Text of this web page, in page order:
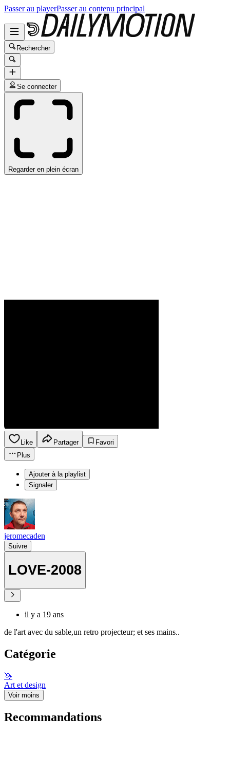
Passer au playerPasser au contenu principal
Rechercher
Se connecter
Regarder en plein écran
Like Partager
Favori
Plus
Ajouter à la playlist
Signaler
jeromecaden
Suivre
LOVE-2008
il y a 19 ans
de l'art avec du sable,un retro projecteur; et ses mains..
Catégorie
🦄
Art et design
Voir moins
Recommandations